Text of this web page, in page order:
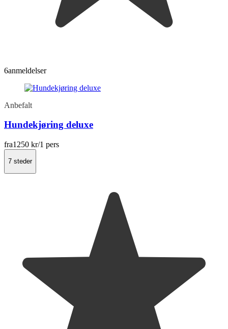
6anmeldelser
Anbefalt
Hundekjøring deluxe
fra1250 kr/1 pers
7 steder